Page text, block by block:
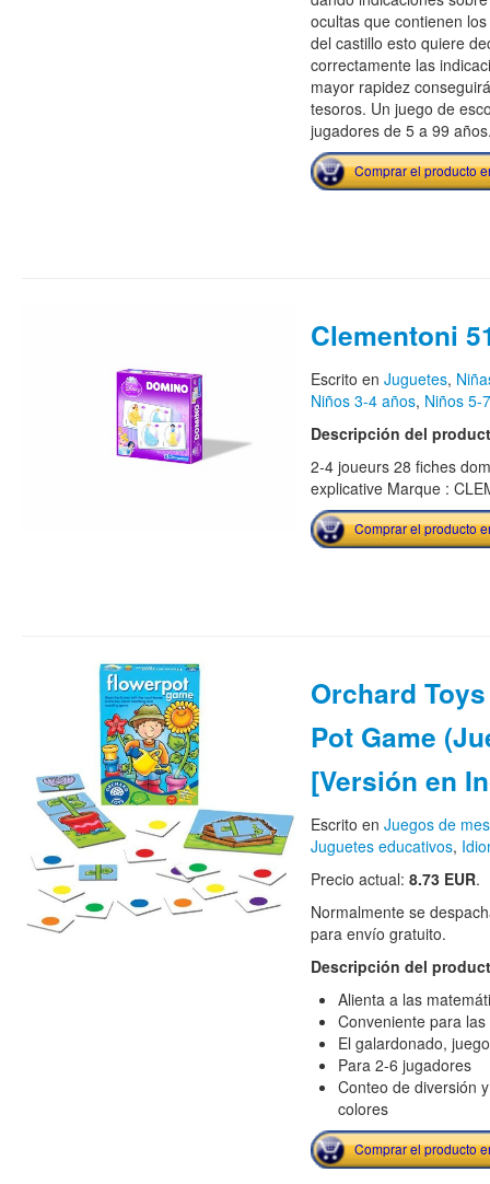
ocultas que contienen
del castillo esto quiere
correctamente las
mayor rapidez
tesoros. Un juego de
jugadores de 5 a 99
Comprar el producto
Clementoni
Escrito en Juguetes,
Niños 3-4 años, Niños 5-
Descripción del
2-4 joueurs 28 fiches
explicative Marque :
Comprar el producto
Orchard
Pot Game
[Versión en
Escrito en Juegos de
Juguetes educativos,
Precio actual: 8.73 EUR.
Normalmente se
para envío gratuito.
Descripción del
Alienta a las
Conveniente para
El galardonado,
Para 2-6 jugadores
Conteo de diversión
colores
Comprar el producto